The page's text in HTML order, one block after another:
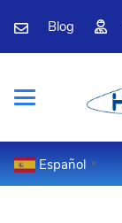
Blog
Español ▼